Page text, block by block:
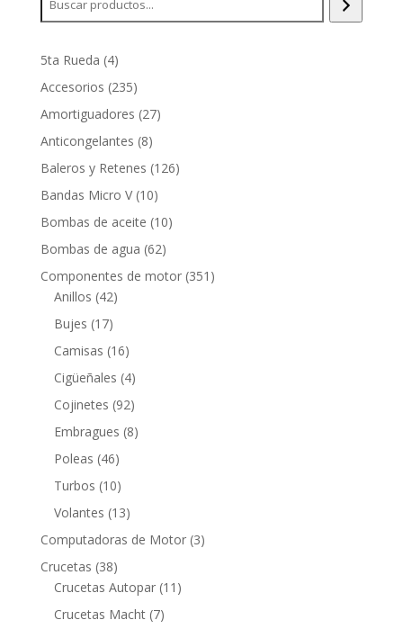
5ta Rueda 44
productos
Accesorios 235235
productos
Amortiguadores 2727
Anticongelantes 88
productos
Baleros y Retenes 126126
Bandas Micro V 1010
productos
Bombas de aceite 1010
Bombas de agua 6262
productos
Componentes de motor 351 351
Anillos 4242
Bujes 1717
productos
Camisas 1616
productos
Cigüeñales 44
productos
Cojinetes 9292
productos
Embragues 88
Poleas 4646
productos
Turbos 1010
productos
Volantes 1313
productos
Computadoras de Motor 33
Crucetas 3838
productos
Crucetas Autopar 11 11
Crucetas Macht 77